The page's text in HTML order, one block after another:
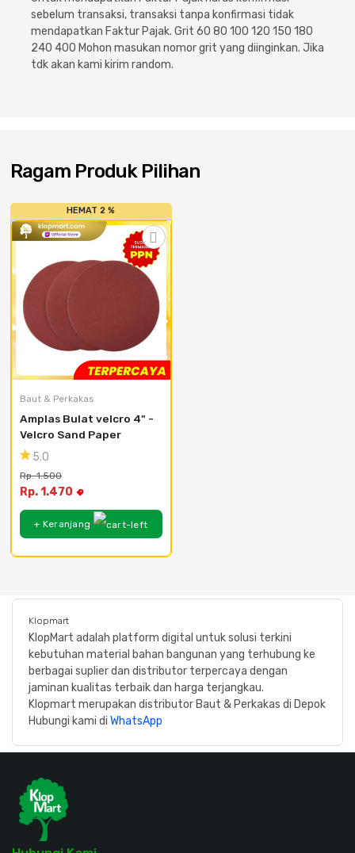
Cat dan Kimia
Saniter
sebelum transaksi, transaksi tanpa konfirmasi tidak
mendapatkan Faktur Pajak. Grit 60 80 100 120 150 180
240 400 Mohon masukan nomor grit yang diinginkan. Jika
tdk akan kami kirim random.
Ragam Produk Pilihan
HEMAT 2 %
Baut & Perkakas
Amplas Bulat velcro 4" -
Velcro Sand Paper
5.0
Rp. 1.500
Rp. 1.470
+ Keranjang
Klopmart
KlopMart adalah platform digital untuk solusi terkini
kebutuhan material bahan bangunan yang terhubung ke
berbagai suplier dan distributor terpercaya dengan
jaminan kualitas terbaik dan harga terjangkau.
Klopmart merupakan distributor Baut & Perkakas di Depok
Hubungi kami di WhatsApp